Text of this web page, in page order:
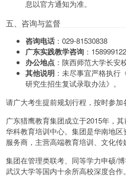
息以官方通知为准。
五、咨询与监督
咨询电话 ：029-81530838
广东实践教学咨询 ：
办公地点 ：陕西师范大学长安
其他说明 ：未尽事宜严格执行
研究生招生复试录取办法》。
请广大考生提前规划行程，按时参加
广东猎鹰教育集团成立于2015年，
华科教育培训中心。集团是华南地
服务商，主营高端教育培训、文化传
集团在管理类联考、同等学力申硕/博
武汉大学等国内十余所高校深度合